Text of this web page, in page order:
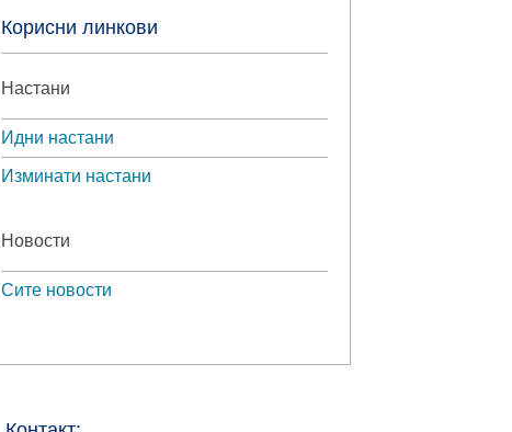
Корисни линкови
Настани
Идни настани
Изминати настани
Новости
Сите новости